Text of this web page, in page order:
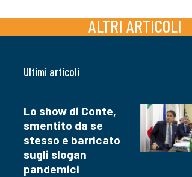
ALTRI ARTICOLI
Ultimi articoli
Lo show di Conte,
smentito da se
stesso e barricato
sugli slogan
pandemici